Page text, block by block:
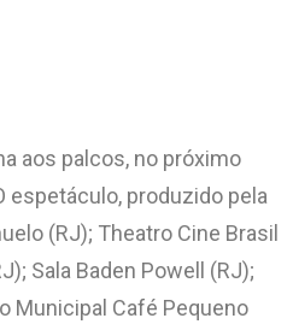
aos palcos, no próximo
espetáculo, produzido pela
(RJ); Theatro Cine Brasil
Sala Baden Powell (RJ);
Municipal Café Pequeno